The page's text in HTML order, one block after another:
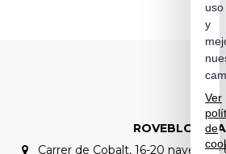
ROVEBLOC
Carrer de Cobalt, 16-20 nave C1
uso
y
Ver
de